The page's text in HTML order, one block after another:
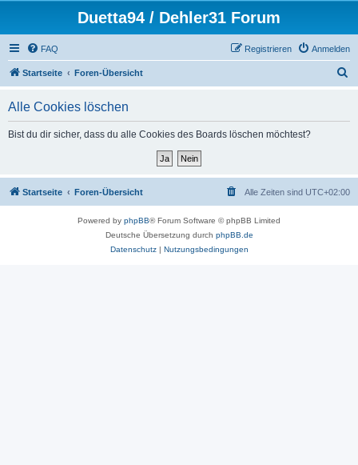
Duetta94 / Dehler31 Forum
FAQ Anmelden
Registrieren
Startseite Foren-Übersicht
Alle Cookies löschen
Bist du dir sicher, dass du alle Cookies des Boards löschen möchtest?
Startseite Foren-Übersicht Alle Zeiten sind UTC+02:00
Powered by phpBB® Forum Software © phpBB Limited
Deutsche Übersetzung durch phpBB.de
Datenschutz| Nutzungsbedingungen